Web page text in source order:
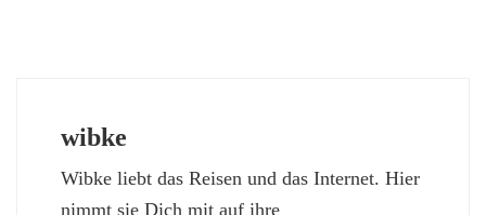
wibke
Wibke liebt das Reisen und das Internet. Hier
nimmt sie Dich mit auf ihre